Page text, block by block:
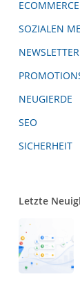
ECOMMERCE
SOZIALEN
NEUGIERDE
SEO
SICHERHEIT
Letzte